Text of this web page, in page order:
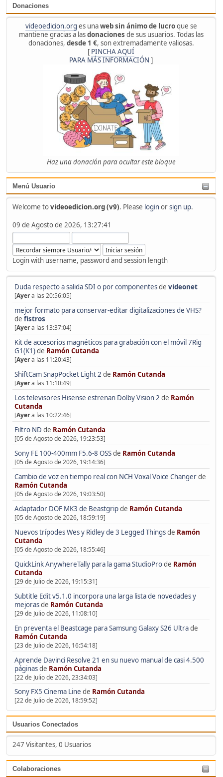
Donaciones
videoedicion.org es unaweb sin ánimo de lucroque se
mantiene gracias a lasdonaciones de sus usuarios. Todas las
donaciones, desde 1 €, son extremadamente valiosas.
[ PINCHA AQUÍ
PARA MÁS INFORMACIÓN ]
Haz una donación para ocultar este bloque
Menú Usuario
Welcome tovideoedicion.org (v9). Please loginorsign up.
09 de Agosto de 2026, 13:27:41
Login with username, password and session length
Duda respecto a salida SDI o por componentesde videonet
[Ayera las 20:56:05]
mejor formato para conservar-editar digitalizaciones de VHS?
de fistros
[Ayera las 13:37:04]
Kit de accesorios magnéticos para grabación con el móvil 7Rig
G1(K1)de Ramón Cutanda
[Ayera las 11:20:43]
ShiftCam SnapPocket Light 2 de Ramón Cutanda
[Ayera las 11:10:49]
Los televisores Hisense estrenan Dolby Vision 2 de Ramón
Cutanda
[Ayera las 10:22:46]
Filtro ND de Ramón Cutanda
[05 de Agosto de 2026, 19:23:53]
Sony FE 100-400mm F5.6-8 OSSde Ramón Cutanda
[05 de Agosto de 2026, 19:14:36]
Cambio de voz en tiempo real con NCH Voxal Voice Changerde
Ramón Cutanda
[05 de Agosto de 2026, 19:03:50]
Adaptador DOF MK3 de Beastgripde Ramón Cutanda
[05 de Agosto de 2026, 18:59:19]
Nuevos trípodes Wes y Ridley de 3 Legged Thingsde Ramón
Cutanda
[05 de Agosto de 2026, 18:55:46]
QuickLink AnywhereTally para la gama StudioProde Ramón
Cutanda
[29 de Julio de 2026, 19:15:31]
Subtitle Edit v5.1.0 incorpora una larga lista de novedades y
mejorasde Ramón Cutanda
[29 de Julio de 2026, 11:08:10]
En preventa el Beastcage para Samsung Galaxy S26 Ultrade
Ramón Cutanda
[23 de Julio de 2026, 16:54:18]
Aprende Davinci Resolve 21 en su nuevo manual de casi 4.500
páginasde Ramón Cutanda
[22 de Julio de 2026, 23:34:03]
Sony FX5 Cinema Line de Ramón Cutanda
[22 de Julio de 2026, 18:59:52]
Usuarios Conectados
247 Visitantes, 0 Usuarios
Colaboraciones